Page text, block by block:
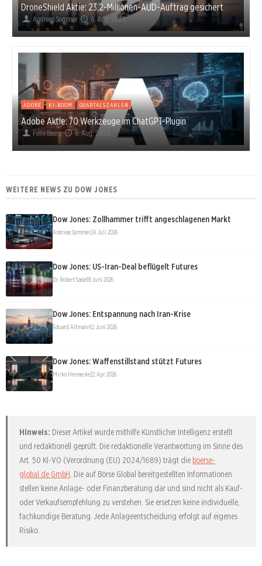
DroneShield Aktie: 23,2-Millionen-AUD-Auftrag gesichert
Andreas Sommer 6. Aug. 2026
ADOBE KI-BOOM QUARTALSZAHLEN
Adobe Aktie: 70 Werkzeuge im ChatGPT-Plugin
Felix Baarz 6. Aug. 2026
WEITERE NEWS ZU DOW JONES
Dow Jones: Zollhammer trifft angeschlagenen Markt
Andreas Sommer24. Juli 2026
Dow Jones: US-Iran-Deal beflügelt Futures
Dr. Robert Sasse18. Juni 2026
Dow Jones: Entspannung nach Iran-Krise
Eduard Altmann12. Juni 2026
Dow Jones: Waffenstillstand stützt Futures
Mirko Hennecke22. Apr. 2026
Hinweis: Dieser Artikel wurde mithilfe Künstlicher Intelligenz erstellt
und redaktionell geprüft. Die redaktionelle Verantwortung im Sinne des
Art. 50 KI-VO (Verordnung (EU) 2024/1689) trägt die boerse-
global.de GmbH . Die auf Börse Global bereitgestellten Informationen
stellen keine Anlage- oder Finanzberatung dar und sind nicht als Kauf-
oder Verkaufsempfehlung zu verstehen. Sie ersetzen keine individuelle,
fachkundige Beratung. Jede Anlageentscheidung erfolgt auf eigenes
Risiko.